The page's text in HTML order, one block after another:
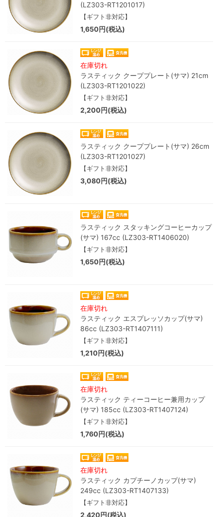
(LZ303-RT1201017)
【ギフト非対応】
1,650円(税込)
在庫切れ
ラスティック クーププレート(サマ) 21cm
(LZ303-RT1201022)
【ギフト非対応】
2,200円(税込)
ラスティック クーププレート(サマ) 26cm
(LZ303-RT1201027)
【ギフト非対応】
3,080円(税込)
ラスティック スタッキングコーヒーカップ
(サマ) 167cc (LZ303-RT1406020)
【ギフト非対応】
1,650円(税込)
在庫切れ
ラスティック エスプレッソカップ(サマ)
86cc (LZ303-RT1407111)
【ギフト非対応】
1,210円(税込)
在庫切れ
ラスティック ティーコーヒー兼用カップ
(サマ) 185cc (LZ303-RT1407124)
【ギフト非対応】
1,760円(税込)
在庫切れ
ラスティック カプチーノカップ(サマ)
249cc (LZ303-RT1407133)
【ギフト非対応】
2,420円(税込)